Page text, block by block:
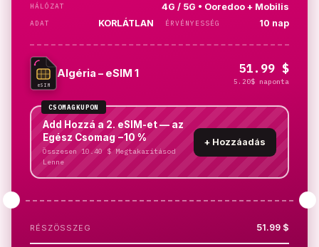
HÁLÓZAT 4G / 5G • Ooredoo + Mobilis
ADAT KORLÁTLAN ÉRVÉNYESSÉG 10 nap
eSIM
Algéria – eSIM 1 51.99 $
5.20$ naponta
CSOMAGKUPON
Add Hozzá a 2. eSIM-et — az
Egész Csomag −10 %
Összesen 10.40 $ Megtakarításod
Lenne
+ Hozzáadás
RÉSZÖSSZEG 51.99 $